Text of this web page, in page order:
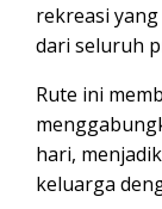
rekreasi
dari seluruh
Rute ini
hari,
keluarga